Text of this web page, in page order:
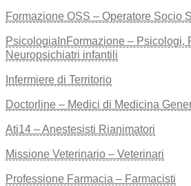
Formazione OSS – Operatore Socio
PsicologiaInFormazione – Psicologi,
Neuropsichiatri infantili
Infermiere di Territorio
Doctorline – Medici di Medicina
Ati14 – Anestesisti Rianimatori
Missione Veterinario – Veterinari
Professione Farmacia – Farmacisti